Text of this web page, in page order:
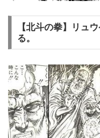
【北斗の拳】リュ
る。